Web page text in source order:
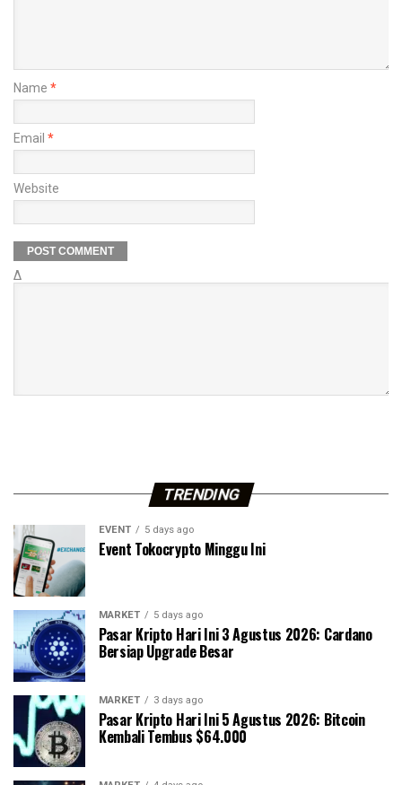
Name *
Email *
Website
Δ
TRENDING
EVENT 5 days ago
Event Tokocrypto Minggu Ini
MARKET 5 days ago
Pasar Kripto Hari Ini 3 Agustus 2026: Cardano
Bersiap Upgrade Besar
MARKET 3 days ago
Pasar Kripto Hari Ini 5 Agustus 2026: Bitcoin
Kembali Tembus $64.000